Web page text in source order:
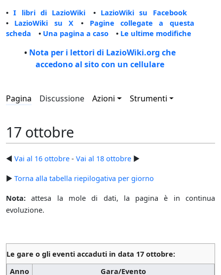
•I libri di LazioWiki • LazioWiki su Facebook
• LazioWiki su X • Pagine collegate a questa
scheda • Una pagina a caso • Le ultime modifiche
• Nota per i lettori di LazioWiki.org che
accedono al sito con un cellulare
Pagina Discussione Azioni Strumenti
17 ottobre
◄ Vai al 16 ottobre - Vai al 18 ottobre ►
► Torna alla tabella riepilogativa per giorno
Nota: attesa la mole di dati, la pagina è in continua
evoluzione.
Anno Gara/Evento
Le gare o gli eventi accaduti in data 17 ottobre: